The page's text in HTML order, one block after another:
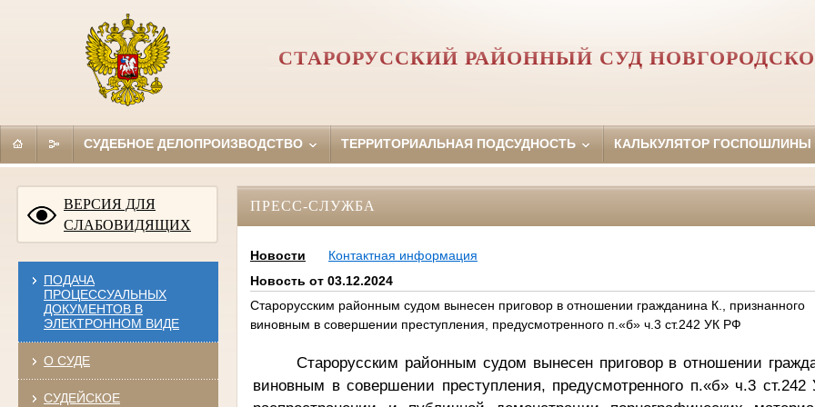
СТАРОРУССКИЙ РАЙОННЫЙ СУД
СУДЕБНОЕ ДЕЛОПРОИЗВОДСТВО ТЕРРИТОРИАЛЬНАЯ ПОДСУДНОСТЬ КАЛЬКУЛЯТОР ГОСПОШЛИНЫ
ВЕРСИЯ ДЛЯ
СЛАБОВИДЯЩИХ
ПОДАЧА
ПРОЦЕССУАЛЬНЫХ
ДОКУМЕНТОВ В
ЭЛЕКТРОННОМ ВИДЕ
О СУДЕ
СУДЕЙСКОЕ
ПРЕСС-СЛУЖБА
Новости
Контактная информация
Новость от 03.12.2024
Старорусским районным судом вынесен приговор в отношении гражданина К., признанного
виновным в совершении преступления, предусмотренного п.«б» ч.3 ст.242 УК РФ
Старорусским районным судом вынесен приговор в отношении
виновным в совершении преступления, предусмотренного п.«б» ч.3